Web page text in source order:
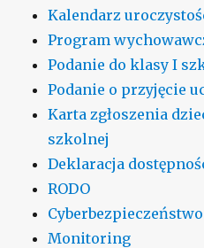
Kalendarz
Program
Podanie do klasy I
Podanie o przyjęcie
Karta zgłoszenia
szkolnej
Deklaracja
RODO
Cyberbezpieczeństwo
Monitoring